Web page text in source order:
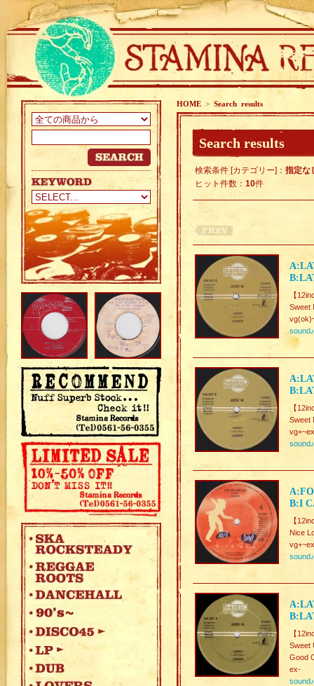
HOME > Search results
Search results
検索条件 [カテゴリー]： 指定な
ヒット件数： 10件
【
Sweet
sound♪
【
Sweet
sound♪
B:I
【
Nice
sound♪
【
Sweet
Good
ex-
sound♪